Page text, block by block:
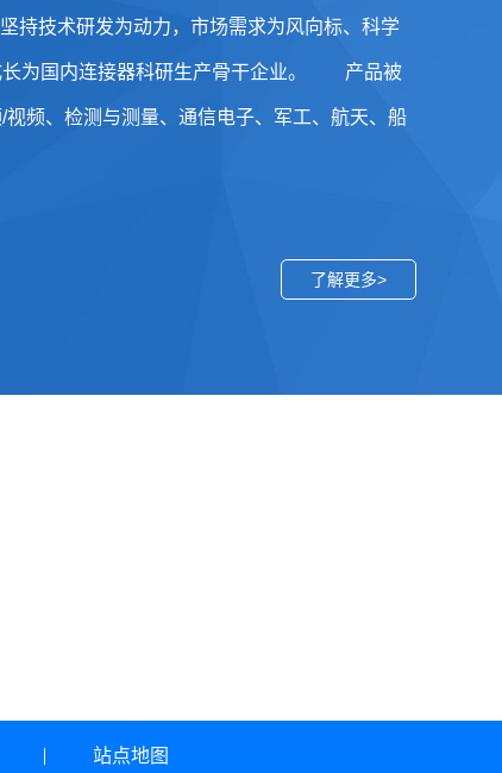
技术研发为动力，市场需求为风向标、科学
长为国内连接器科研生产骨干企业。 产品被
频、检测与测量、通信电子、军工、航天、船
了解更多>
站点地图